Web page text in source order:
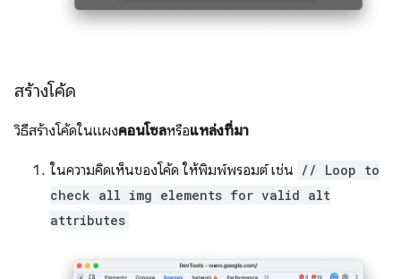
สร้างโค้ด
วิธีสร้างโค้ดในแผงคอนโซลหรือแหล่งที่มา
ในความคิดเห็นของโค้ด ให้พิมพ์พรอมต์ เช่น // Loop to
check all img elements for valid alt
attributes